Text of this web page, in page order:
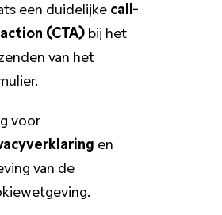
een duidelijkecall-
(CTA)bij het
van het
voor
en
van de